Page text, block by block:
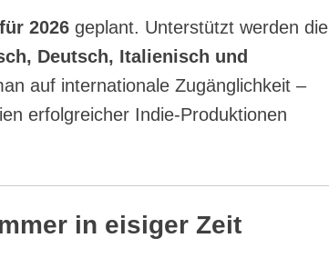
2026 geplant. Unterstützt werden die
Deutsch, Italienisch und
auf internationale Zugänglichkeit –
erfolgreicher Indie-Produktionen
in eisiger Zeit